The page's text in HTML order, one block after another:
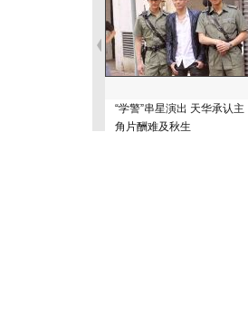
“学警”串星演出 天华承认主
角片酬难及秋生